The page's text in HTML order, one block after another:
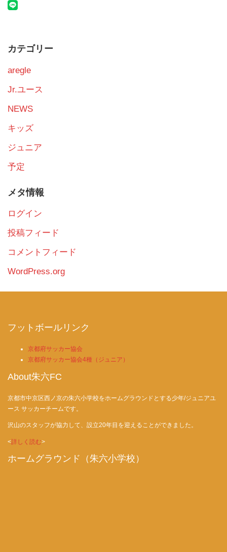
カテゴリー
aregle
Jr.ユース
NEWS
キッズ
ジュニア
予定
メタ情報
ログイン
投稿フィード
コメントフィード
WordPress.org
フットボールリンク
京都府サッカー協会
京都府サッカー協会4種（ジュニア）
About朱六FC
京都市中京区西ノ京の朱六小学校をホームグラウンドとする少年/ジュニアユ
ース サッカーチームです。
沢山のスタッフが協力して、設立20年目を迎えることができました。
<詳しく読む>
ホームグラウンド（朱六小学校）